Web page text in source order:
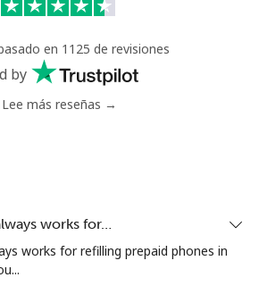
47 min por ⁦£5⁩
en 1125 de revisiones
by
Lee más reseñas →
works for…
works for refilling prepaid phones in